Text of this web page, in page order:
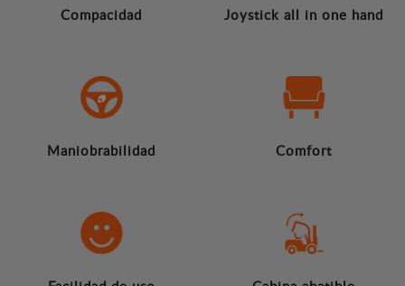
Compacidad Joystick all in one hand
Maniobrabilidad Comfort